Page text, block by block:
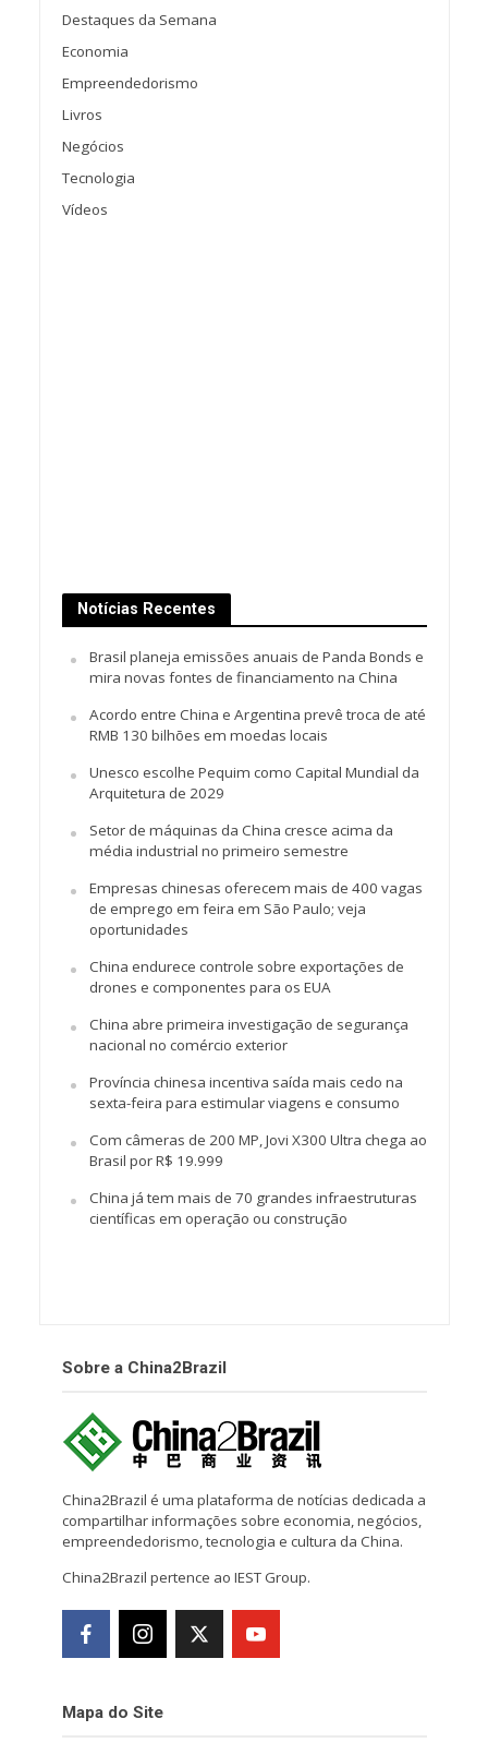
Destaques da Semana
Economia
Empreendedorismo
Livros
Negócios
Tecnologia
Vídeos
Notícias Recentes
Brasil planeja emissões anuais de Panda Bonds e
mira novas fontes de financiamento na China
Acordo entre China e Argentina prevê troca de até
RMB 130 bilhões em moedas locais
Unesco escolhe Pequim como Capital Mundial da
Arquitetura de 2029
Setor de máquinas da China cresce acima da
média industrial no primeiro semestre
Empresas chinesas oferecem mais de 400 vagas
de emprego em feira em São Paulo; veja
oportunidades
China endurece controle sobre exportações de
drones e componentes para os EUA
China abre primeira investigação de segurança
nacional no comércio exterior
Província chinesa incentiva saída mais cedo na
sexta-feira para estimular viagens e consumo
Com câmeras de 200 MP, Jovi X300 Ultra chega ao
Brasil por R$ 19.999
China já tem mais de 70 grandes infraestruturas
científicas em operação ou construção
Sobre a China2Brazil
China2Brazil é uma plataforma de notícias dedicada a
compartilhar informações sobre economia, negócios,
empreendedorismo, tecnologia e cultura da China.
China2Brazil pertence ao IEST Group.
Mapa do Site